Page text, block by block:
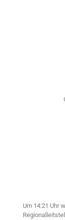
Um 14:21 Uhr